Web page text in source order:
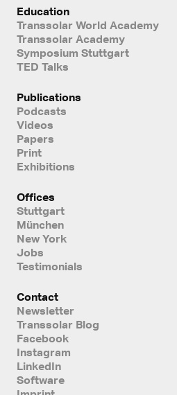
Education
Transsolar World Academy
Transsolar Academy
Symposium Stuttgart
TED Talks
Publications
Podcasts
Videos
Papers
Print
Exhibitions
Offices
Stuttgart
München
New York
Jobs
Testimonials
Contact
Newsletter
Transsolar Blog
Facebook
Instagram
LinkedIn
Software